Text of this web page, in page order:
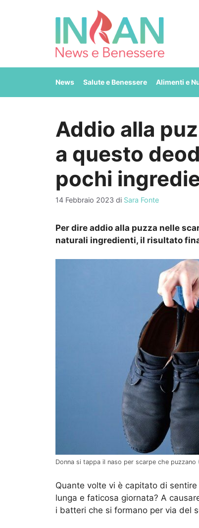
News Salute e Benessere Alimenti e
Addio alla
a questo
pochi
14 Febbraio 2023 di Sara Fonte
Per dire addio alla puzza nelle
naturali ingredienti, il risultato
Donna si tappa il naso per scarpe che
Quante volte vi è capitato di sentire
lunga e faticosa giornata? A
i batteri che si formano per via del